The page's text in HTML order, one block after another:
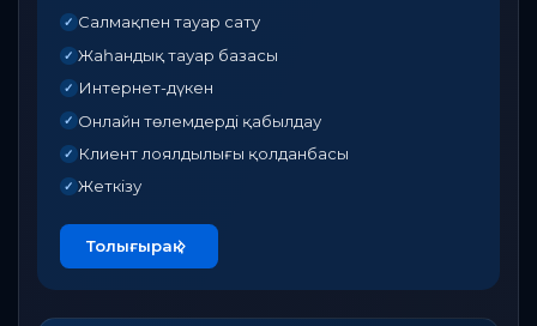
✓ Лоялдылық бағдарламасы
✓
✓
✓
✓
Толығырақ